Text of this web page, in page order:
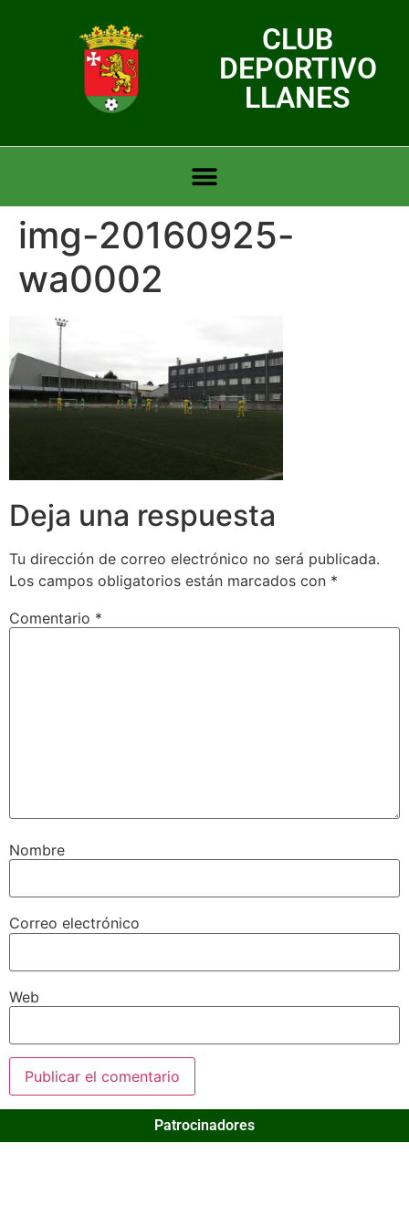
CLUB
DEPORTIVO
LLANES
img-20160925-
wa0002
Deja una respuesta
Tu dirección de correo electrónico no será publicada.
Los campos obligatorios están marcados con *
Comentario *
Nombre
Correo electrónico
Web
Patrocinadores